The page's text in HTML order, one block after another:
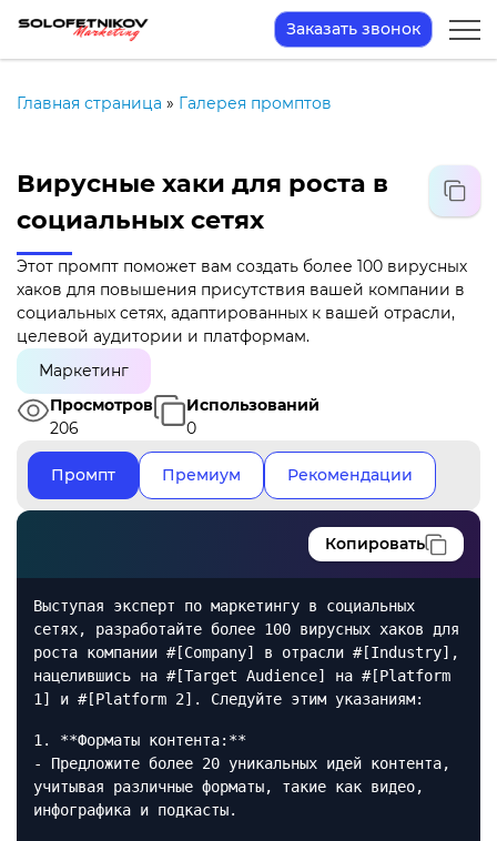
Заказать звонок
Главная страница » Галерея промптов
Вирусные хаки для роста в
социальных сетях
Этот промпт поможет вам создать более 100 вирусных
хаков для повышения присутствия вашей компании в
социальных сетях, адаптированных к вашей отрасли,
целевой аудитории и платформам.
Маркетинг
Просмотров
206
Использований
0
Промпт Премиум Рекомендации
Копировать
Выступая эксперт по маркетингу в социальных
сетях, разработайте более 100 вирусных хаков для
роста компании #[Company] в отрасли #[Industry],
нацелившись на #[Target Audience] на #[Platform
1] и #[Platform 2]. Следуйте этим указаниям:
1. **Форматы контента:**
- Предложите более 20 уникальных идей контента,
учитывая различные форматы, такие как видео,
инфографика и подкасты.